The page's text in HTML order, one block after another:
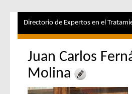
Directorio de Expertos en el
Juan Carlos
Molina